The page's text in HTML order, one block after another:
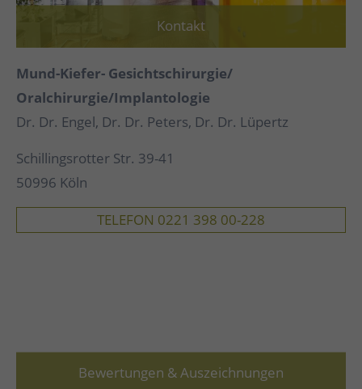
Kontakt
Mund-Kiefer- Gesichtschirurgie/
Oralchirurgie/Implantologie
Dr. Dr. Engel, Dr. Dr. Peters, Dr. Dr. Lüpertz
Schillingsrotter Str. 39-41
50996 Köln
TELEFON 0221 398 00-228
Bewertungen & Auszeichnungen